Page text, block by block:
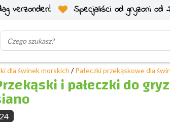
verzonden!
Specjaliści od gryzoni od
dla świnek morskich /Pałeczki przekąskowe dla
i pałeczki do
24